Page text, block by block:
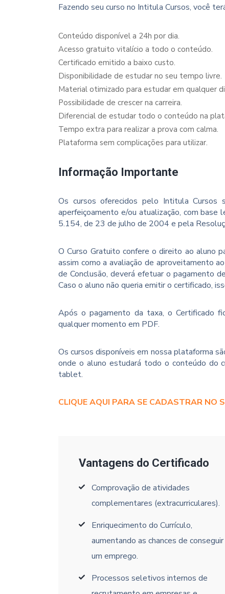
Fazendo seu curso no Intitula Cursos, você
Conteúdo disponível a 24h por dia.
Acesso gratuito vitalício a todo o conteúdo.
Certificado emitido a baixo custo.
Disponibilidade de estudar no seu tempo livre.
Material otimizado para estudar em qualquer
Possibilidade de crescer na carreira.
Diferencial de estudar todo o conteúdo na
Tempo extra para realizar a prova com calma.
Plataforma sem complicações para utilizar.
Informação Importante
Os cursos oferecidos pelo Intitula Cursos
aperfeiçoamento e/ou atualização, com
5.154, de 23 de julho de 2004 e pela
O Curso Gratuito confere o direito ao aluno
assim como a avaliação de aproveitamento
de Conclusão, deverá efetuar o pagamento
Caso o aluno não queria emitir o certificado,
Após o pagamento da taxa, o Certificado
qualquer momento em PDF.
Os cursos disponíveis em nossa plataforma
onde o aluno estudará todo o conteúdo do
tablet.
CLIQUE AQUI PARA SE CADASTRAR NO
Vantagens do Certificado
Comprovação de atividades
complementares (extracurriculares).
Enriquecimento do Currículo,
aumentando as chances de conseguir
um emprego.
Processos seletivos internos de